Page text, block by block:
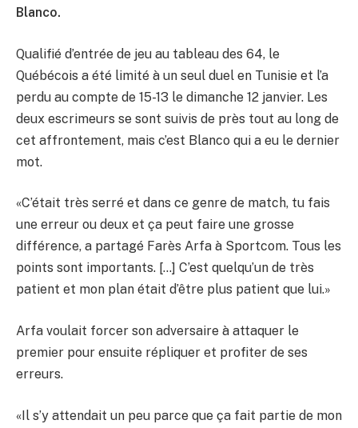
Blanco.
Qualifié d’entrée de jeu au tableau des 64, le
Québécois a été limité à un seul duel en Tunisie et l’a
perdu au compte de 15-13 le dimanche 12 janvier. Les
deux escrimeurs se sont suivis de près tout au long de
cet affrontement, mais c’est Blanco qui a eu le dernier
mot.
«C’était très serré et dans ce genre de match, tu fais
une erreur ou deux et ça peut faire une grosse
différence, a partagé Farès Arfa à Sportcom. Tous les
points sont importants. […] C’est quelqu’un de très
patient et mon plan était d’être plus patient que lui.»
Arfa voulait forcer son adversaire à attaquer le
premier pour ensuite répliquer et profiter de ses
erreurs.
«Il s’y attendait un peu parce que ça fait partie de mon